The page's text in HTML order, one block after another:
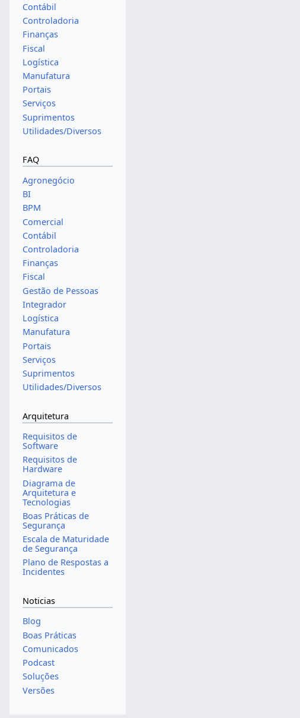
Contábil
Controladoria
Finanças
Fiscal
Logística
Manufatura
Portais
Serviços
Suprimentos
Utilidades/Diversos
FAQ
Agronegócio
BI
BPM
Comercial
Contábil
Controladoria
Finanças
Fiscal
Gestão de Pessoas
Integrador
Logística
Manufatura
Portais
Serviços
Suprimentos
Utilidades/Diversos
Arquitetura
Requisitos de
Software
Requisitos de
Hardware
Diagrama de
Arquitetura e
Tecnologias
Boas Práticas de
Segurança
Escala de Maturidade
de Segurança
Plano de Respostas a
Incidentes
Noticias
Blog
Boas Práticas
Comunicados
Podcast
Soluções
Versões